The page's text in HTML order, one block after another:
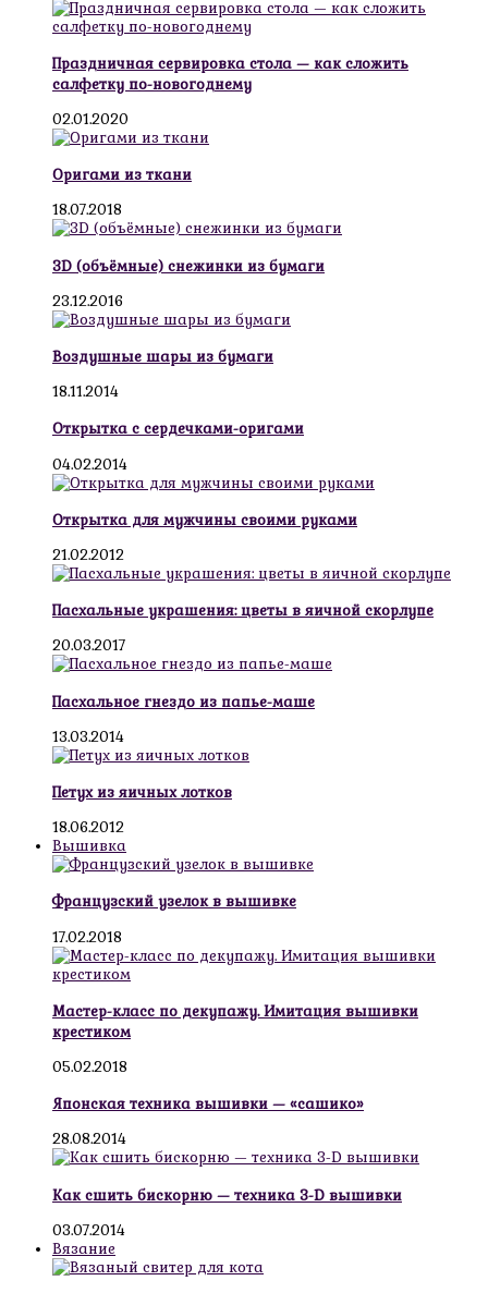
Праздничная сервировка стола — как сложить
салфетку по-новогоднему
02.01.2020
Оригами из ткани
18.07.2018
3D (объёмные) снежинки из бумаги
23.12.2016
Воздушные шары из бумаги
18.11.2014
Открытка с сердечками-оригами
04.02.2014
Открытка для мужчины своими руками
21.02.2012
Пасхальные украшения: цветы в яичной скорлупе
20.03.2017
Пасхальное гнездо из папье-маше
13.03.2014
Петух из яичных лотков
18.06.2012
Вышивка
Французский узелок в вышивке
17.02.2018
Мастер-класс по декупажу. Имитация вышивки
крестиком
05.02.2018
Японская техника вышивки — «сашико»
28.08.2014
Как сшить бискорню — техника 3-D вышивки
03.07.2014
Вязание